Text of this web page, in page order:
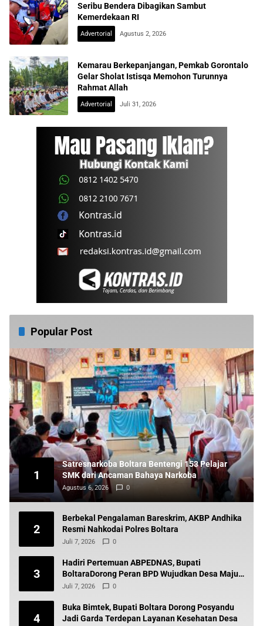
Seribu Bendera Dibagikan Sambut
Kemerdekaan RI
Advertorial Agustus 2, 2026
Kemarau Berkepanjangan, Pemkab Gorontalo
Gelar Sholat Istisqa Memohon Turunnya
Rahmat Allah
Advertorial Juli 31, 2026
Popular Post
1
Satresnarkoba Boltara Bentengi 153 Pelajar
SMK dari Ancaman Bahaya Narkoba
Agustus 6, 2026 0
2
Berbekal Pengalaman Bareskrim, AKBP Andhika
Resmi Nahkodai Polres Boltara
Juli 7, 2026 0
3
Hadiri Pertemuan ABPEDNAS, Bupati
BoltaraDorong Peran BPD Wujudkan Desa Maju
dan Transparan
Juli 7, 2026 0
4
Buka Bimtek, Bupati Boltara Dorong Posyandu
Jadi Garda Terdepan Layanan Kesehatan Desa